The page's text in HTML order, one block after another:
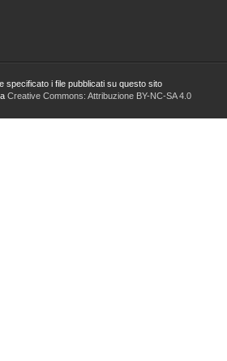
specificato i file pubblicati su questo sito
Creative Commons: Attribuzione BY-NC-SA 4.0